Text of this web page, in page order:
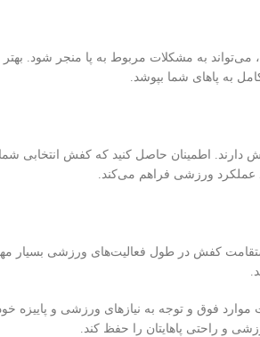
می‌تواند به مشکلات مربوط به پا منجر شود.
به پاهای شما بپوشد.
اطمینان حاصل کنید که کفش انتخابی شما
عملکرد ورزشی فراهم می‌کند.
کفش در طول فعالیت‌های ورزشی بسیار
فوق و توجه به نیازهای ورزشی و پاییزه
و راحتی پاهایتان را حفظ کند.